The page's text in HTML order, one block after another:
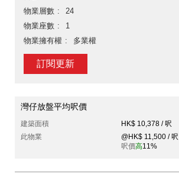
物業層數
24
物業座數
1
物業擁有權
多業權
訂閱更新
灣仔放盤平均呎價
建築面積
HK$ 10,378 / 呎
此物業
@HK$ 11,500 / 呎
呎價高11%